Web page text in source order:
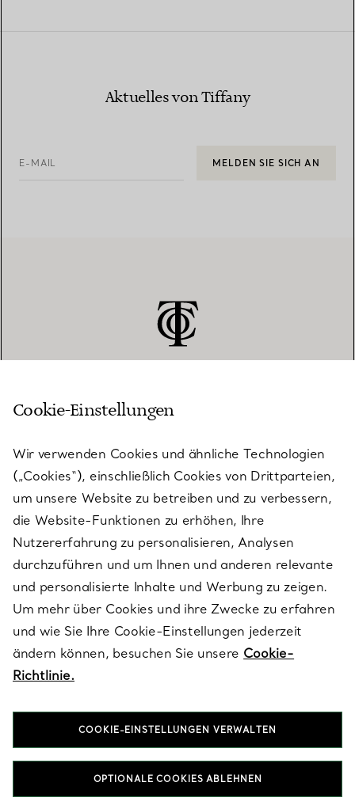
Aktuelles von Tiffany
E-MAIL MELDEN SIE SICH AN
KUNDENSERVICE
SERVICES
ÜBER TIFFANY & CO.
RECHTLICHE HINWEISE
FOLGEN SIE UNS
T&Co. 2026
Cookie-Einstellungen
Wir verwenden Cookies und ähnliche Technologien
(„Cookies“), einschließlich Cookies von Drittparteien,
um unsere Website zu betreiben und zu verbessern,
die Website-Funktionen zu erhöhen, Ihre
Nutzererfahrung zu personalisieren, Analysen
durchzuführen und um Ihnen und anderen relevante
und personalisierte Inhalte und Werbung zu zeigen.
Um mehr über Cookies und ihre Zwecke zu erfahren
und wie Sie Ihre Cookie-Einstellungen jederzeit
ändern können, besuchen Sie unsere Cookie-
Richtlinie.
COOKIE-EINSTELLUNGEN VERWALTEN
OPTIONALE COOKIES ABLEHNEN